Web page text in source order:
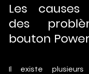
Les causes
des
bouton
Il existe plusieurs